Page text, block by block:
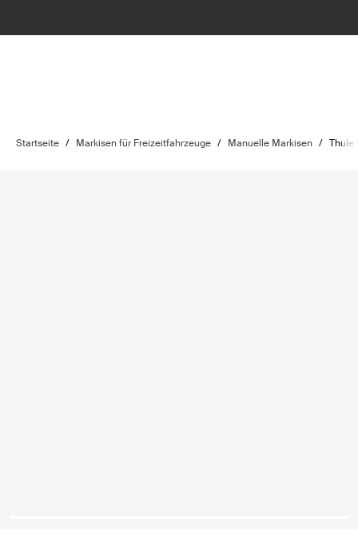
Startseite / Markisen für Freizeitfahrzeuge / Manuelle Markisen / Thule